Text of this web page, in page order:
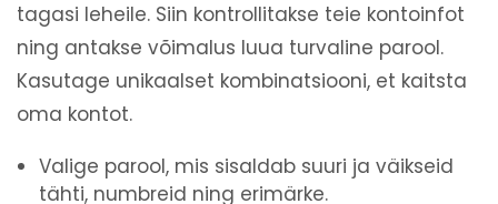
tagasi leheile. Siin kontrollitakse teie kontoinfot
ning antakse võimalus luua turvaline parool.
Kasutage unikaalset kombinatsiooni, et kaitsta
oma kontot.
Valige parool, mis sisaldab suuri ja väikseid
tähti, numbreid ning erimärke.